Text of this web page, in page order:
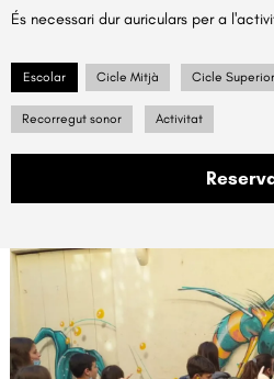
És necessari dur auriculars per a
Escolar Cicle Mitjà Cicle Superior
Recorregut sonor Activitat